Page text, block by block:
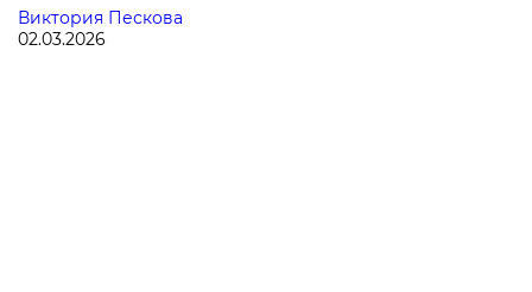
Виктория Пескова
02.03.2026